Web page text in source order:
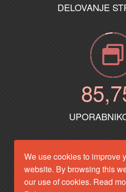
DELOVANJE
85
We use cookies to improve
website. By browsing this
our use of cookies. Read